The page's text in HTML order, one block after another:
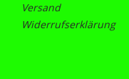
Versand
Widerrufserklärung